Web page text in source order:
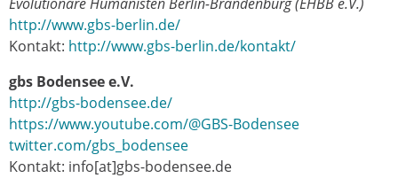
Evolutionäre Humanisten Berlin-Brandenburg (EHBB e.V.)
http://www.gbs-berlin.de/
Kontakt: http://www.gbs-berlin.de/kontakt/
gbs Bodensee e.V.
http://gbs-bodensee.de/
https://www.youtube.com/@GBS-Bodensee
twitter.com/gbs_bodensee
Kontakt: info[at]gbs-bodensee.de